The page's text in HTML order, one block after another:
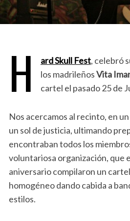
H ard Skull Fest, celebró
los madrileñosVita
cartel el pasado 25 de
Nos acercamos al recinto, en
un sol de justicia, ultimando
encontraban todos los
voluntariosa organización, que
aniversario compilaron un
homogéneo dando cabida a
estilos.